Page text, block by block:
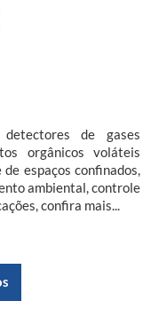
de gases
orgânicos voláteis
espaços confinados,
ambiental, controle
confira mais...